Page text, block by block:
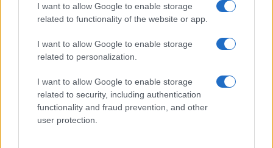
I want to allow Google to enable storage
related to functionality of the website or app.
I want to allow Google to enable storage
related to personalization.
I want to allow Google to enable storage
related to security, including authentication
functionality and fraud prevention, and other
user protection.
hozzájuk a bejelentés. „Leszögezzük, hogy a
Mazsihisznél mindenki jogosan várja el, hogy
tiszteletben tartsák a személyes terét és
komfortérzetét. Tolakodó, zavaró és zaklató
viselkedéssel szembeni zéró toleranciát
mutatunk. Szervezetünkhöz egy bejelentés
érkezett, amelyik nem szexuális visszaélésről,
hanem az emberi méltóságot bántó,